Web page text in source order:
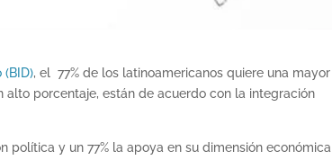
(BID), el 77% de los latinoamericanos quiere una mayor
porcentaje, están de acuerdo con la integración
política y un 77% la apoya en su dimensión económica